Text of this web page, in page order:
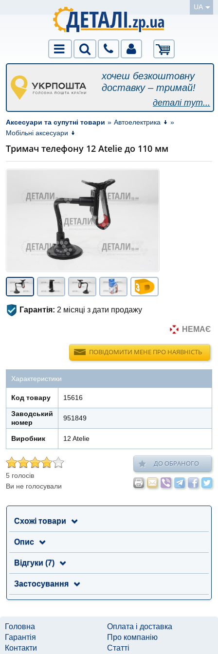
UA
хочеш безкоштовну
доставку – тримай!
деталі тут...
Аксесуари та супутні товари » Автоелектрика
»
Мобільні аксесуари
Тримач телефону 12 Atelie до 110 мм
Гарантія: 2 місяці з дати продажу
НЕМАЄ
ПОВІДОМИТИ МЕНЕ ПРО НАЯВНІСТЬ
Характеристики
Код товару 15616
Заводський
номер
951849
Виробник 12 Atelie
5 голосів
Ви не голосували
ДО ОБРАНОГО
Схожі товари
Опис
Відгуки (7)
Застосування
Головна
Оплата і доставка
Гарантія
Про компанію
Контакти
Статті